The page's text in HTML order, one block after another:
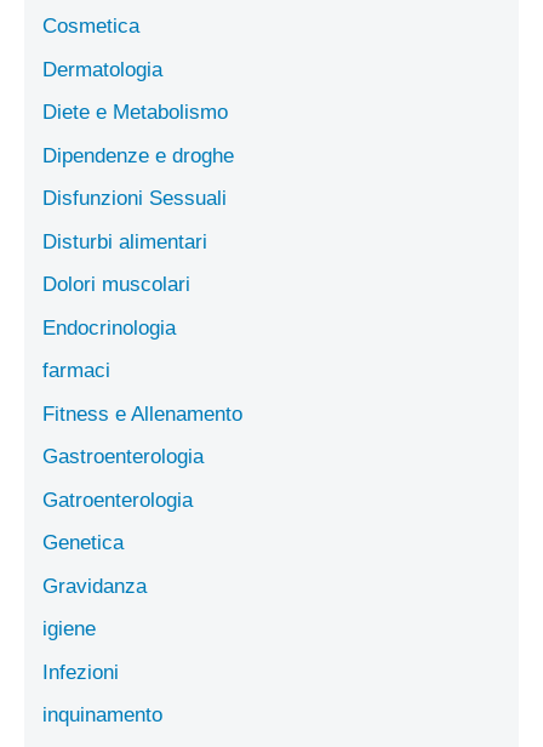
Cosmetica
Dermatologia
Diete e Metabolismo
Dipendenze e droghe
Disfunzioni Sessuali
Disturbi alimentari
Dolori muscolari
Endocrinologia
farmaci
Fitness e Allenamento
Gastroenterologia
Gatroenterologia
Genetica
Gravidanza
igiene
Infezioni
inquinamento